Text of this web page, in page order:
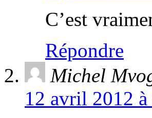
C’est
Répondre
Michel
12 avril 2012